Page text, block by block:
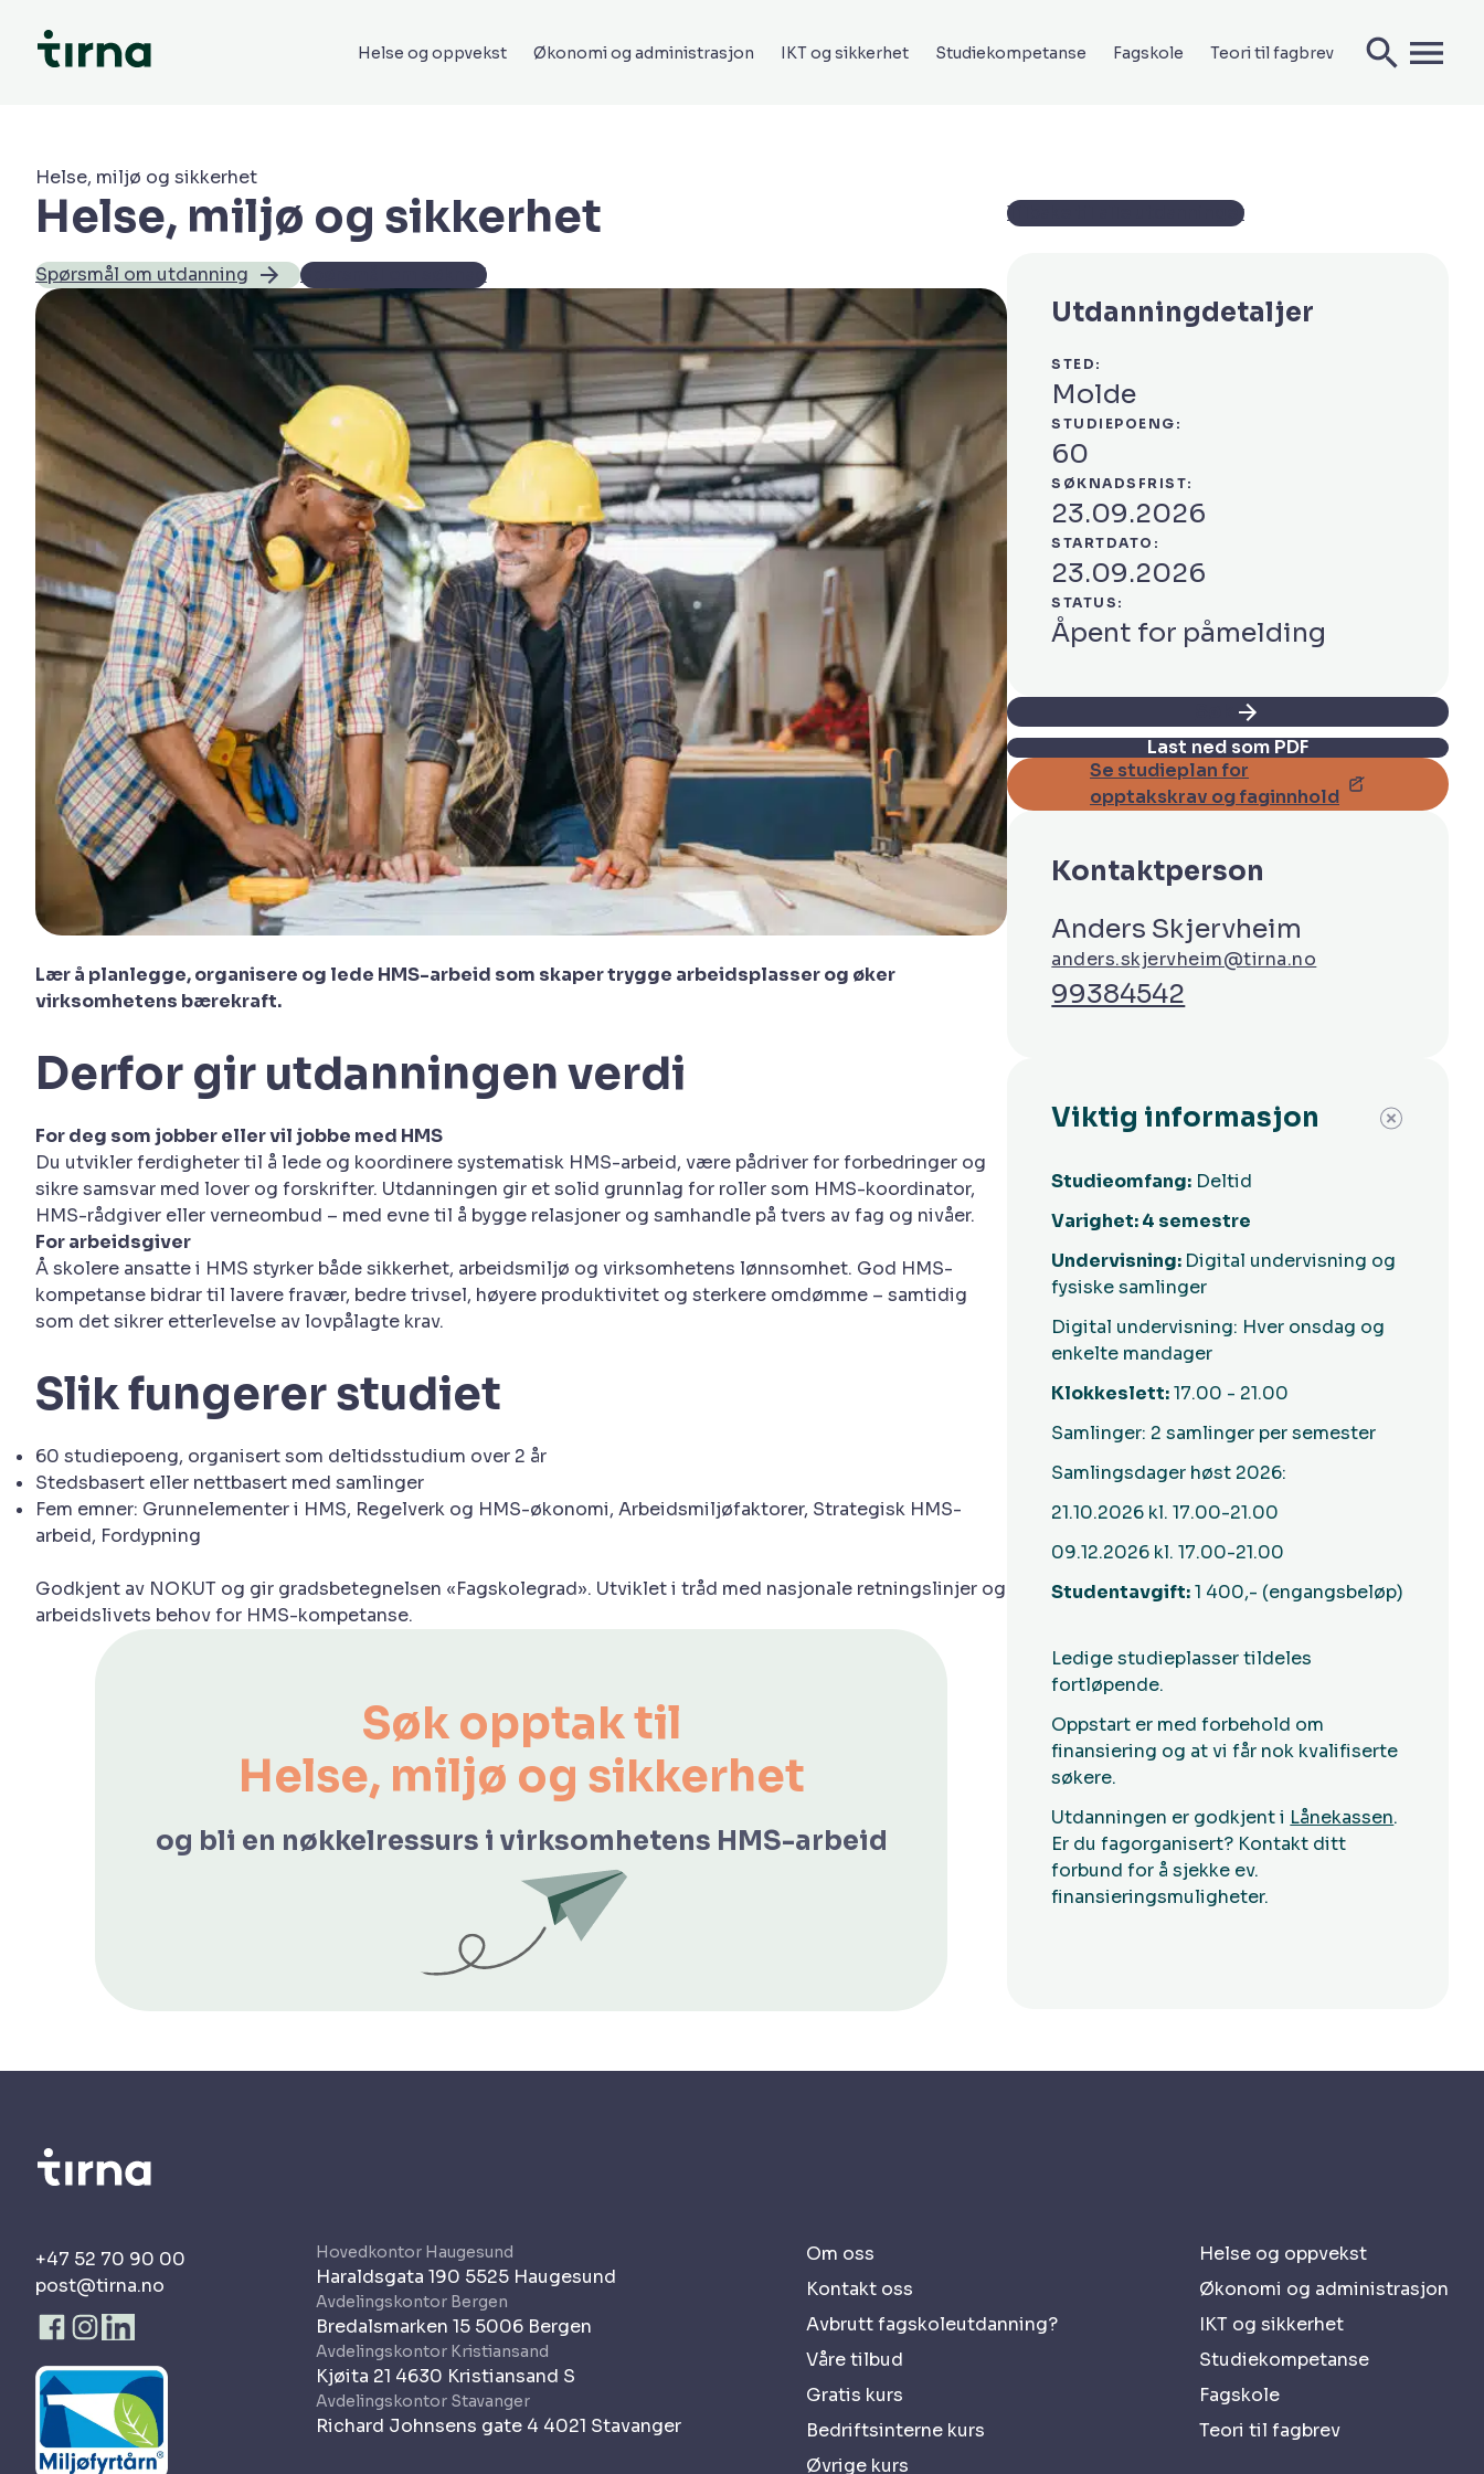
Helse og oppvekst Økonomi og administrasjon IKT og sikkerhet Studiekompetanse Fagskole Teori til fagbrev
Helse, miljø og sikkerhet
Helse, miljø og sikkerhet
Spørsmål om utdanning Spørsmål om søknad
Lær å planlegge, organisere og lede HMS-arbeid som skaper trygge arbeidsplasser og øker
virksomhetens bærekraft.
Derfor gir utdanningen verdi
For deg som jobber eller vil jobbe med HMS
Du utvikler ferdigheter til å lede og koordinere systematisk HMS-arbeid, være pådriver for forbedringer og
sikre samsvar med lover og forskrifter. Utdanningen gir et solid grunnlag for roller som HMS-koordinator,
HMS-rådgiver eller verneombud – med evne til å bygge relasjoner og samhandle på tvers av fag og nivåer.
For arbeidsgiver
Å skolere ansatte i HMS styrker både sikkerhet, arbeidsmiljø og virksomhetens lønnsomhet. God HMS-
kompetanse bidrar til lavere fravær, bedre trivsel, høyere produktivitet og sterkere omdømme – samtidig
som det sikrer etterlevelse av lovpålagte krav.
Slik fungerer studiet
60 studiepoeng, organisert som deltidsstudium over 2 år
Stedsbasert eller nettbasert med samlinger
Fem emner: Grunnelementer i HMS, Regelverk og HMS-økonomi, Arbeidsmiljøfaktorer, Strategisk HMS-
arbeid, Fordypning
Godkjent av NOKUT og gir gradsbetegnelsen «Fagskolegrad». Utviklet i tråd med nasjonale retningslinjer og
arbeidslivets behov for HMS-kompetanse.
Søk opptak til
Helse, miljø og sikkerhet
og bli en nøkkelressurs i virksomhetens HMS-arbeid
Tilbake til alle utdanninger
Utdanningdetaljer
STED:
Molde
STUDIEPOENG:
60
SØKNADSFRIST:
23.09.2026
STARTDATO:
23.09.2026
STATUS:
Åpent for påmelding
Last ned som PDF
Se studieplan for
opptakskrav og faginnhold
Kontaktperson
Anders Skjervheim
anders.skjervheim@tirna.no
99384542
Viktig informasjon
Studieomfang: Deltid
Varighet: 4 semestre
Undervisning: Digital undervisning og
fysiske samlinger
Digital undervisning: Hver onsdag og
enkelte mandager
Klokkeslett:17.00 - 21.00
Samlinger: 2 samlinger per semester
Samlingsdager høst 2026:
21.10.2026 kl. 17.00-21.00
09.12.2026 kl. 17.00-21.00
Studentavgift:1 400,- (engangsbeløp)
Ledige studieplasser tildeles
fortløpende.
Oppstart er med forbehold om
finansiering og at vi får nok kvalifiserte
søkere.
Utdanningen er godkjent i Lånekassen.
Er du fagorganisert? Kontakt ditt
forbund for å sjekke ev.
finansieringsmuligheter.
+47 52 70 90 00
post@tirna.no
Hovedkontor Haugesund
Haraldsgata 190 5525 Haugesund
Avdelingskontor Bergen
Bredalsmarken 15 5006 Bergen
Avdelingskontor Kristiansand
Kjøita 21 4630 Kristiansand S
Avdelingskontor Stavanger
Richard Johnsens gate 4 4021 Stavanger
Om oss
Kontakt oss
Avbrutt fagskoleutdanning?
Våre tilbud
Gratis kurs
Bedriftsinterne kurs
Øvrige kurs
Helse og oppvekst
Økonomi og administrasjon
IKT og sikkerhet
Studiekompetanse
Fagskole
Teori til fagbrev